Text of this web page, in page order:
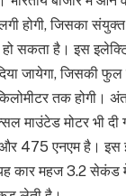
होगी, जिसका
सकता है। इस
जायेगा, जिसकी फुल
तक होगी।
माउंटेड मोटर भी दी
475 एनएम है। इस
कार महज 3.2 सेकंड